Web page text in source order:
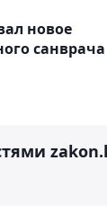
новое
санврача